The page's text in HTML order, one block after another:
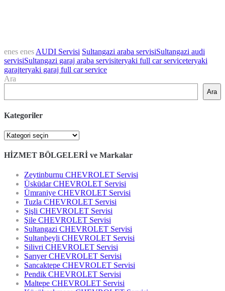
enes enes AUDI Servisi Sultangazi araba servisiSultangazi audi
servisiSultangazi garaj araba servisiteryaki full car serviceteryaki
garajteryaki garaj full car service
Ara
Ara
Kategoriler
Kategoriler
HİZMET BÖLGELERİ ve Markalar
Zeytinburnu CHEVROLET Servisi
Üsküdar CHEVROLET Servisi
Ümraniye CHEVROLET Servisi
Tuzla CHEVROLET Servisi
Şişli CHEVROLET Servisi
Şile CHEVROLET Servisi
Sultangazi CHEVROLET Servisi
Sultanbeyli CHEVROLET Servisi
Silivri CHEVROLET Servisi
Sarıyer CHEVROLET Servisi
Sancaktepe CHEVROLET Servisi
Pendik CHEVROLET Servisi
Maltepe CHEVROLET Servisi